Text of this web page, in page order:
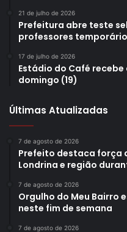
21 de julho de 2026
Prefeitura abre teste
professores
17 de julho de 2026
Estádio do Café recebe
domingo (19)
Últimas Atualizadas
7 de agosto de 2026
Prefeito destaca força
Londrina e região
7 de agosto de 2026
Orgulho do Meu Bairro
neste fim de semana
7 de agosto de 2026